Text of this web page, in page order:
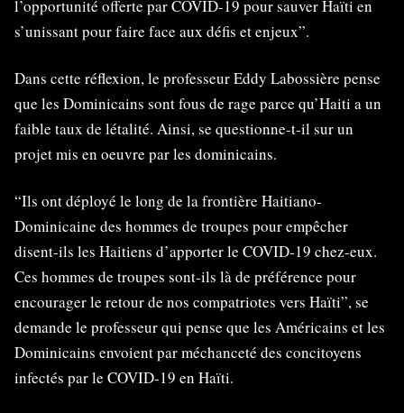
l’opportunité offerte par COVID-19 pour sauver Haïti en
s’unissant pour faire face aux défis et enjeux”.
Dans cette réflexion, le professeur Eddy Labossière pense
que les Dominicains sont fous de rage parce qu’Haiti a un
faible taux de létalité. Ainsi, se questionne-t-il sur un
projet mis en oeuvre par les dominicains.
“Ils ont déployé le long de la frontière Haitiano-
Dominicaine des hommes de troupes pour empêcher
disent-ils les Haitiens d’apporter le COVID-19 chez-eux.
Ces hommes de troupes sont-ils là de préférence pour
encourager le retour de nos compatriotes vers Haïti”, se
demande le professeur qui pense que les Américains et les
Dominicains envoient par méchanceté des concitoyens
infectés par le COVID-19 en Haïti.